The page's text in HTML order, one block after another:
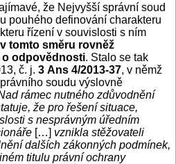
že Nejvyšší správní soud
pouhého definování charakteru
řízení v souvislosti s ním
tomto směru rovněž
o odpovědnosti. Stalo se tak
č. j. 3 Ans 4/2013-37, v němž
soudu výslovně
rámec nutného zdůvodnění
že pro řešení situace,
s nesprávným úředním
[…] vznikla stěžovateli
dalších zákonných podmínek,
titulu právní ochrany